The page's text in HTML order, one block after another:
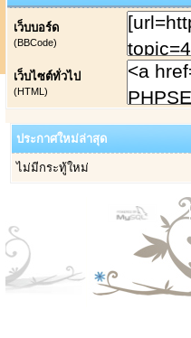
เว็บบอร์ด
(BBCode)
เว็บไซต์ทั่วไป
(HTML)
ประกาศใหม่ล่าสุด
ไม่มีกระทู้ใหม่